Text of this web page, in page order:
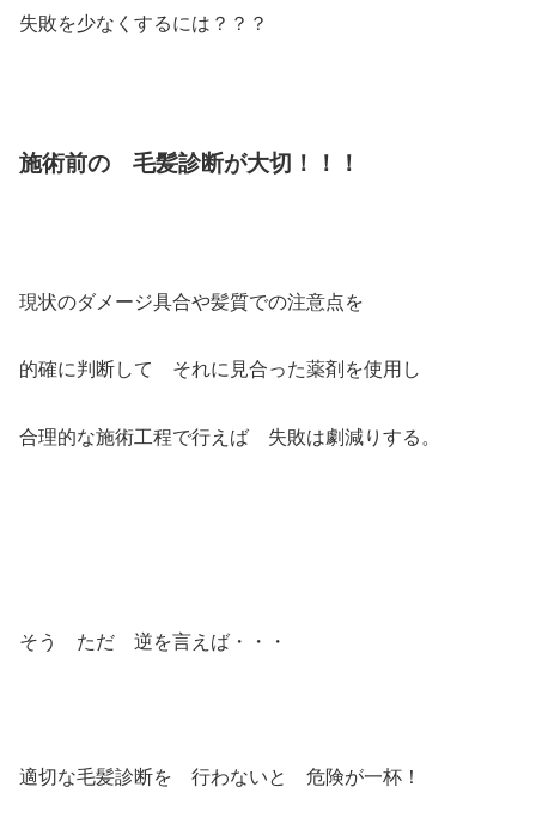
失敗を少なくするには？？？
施術前の 毛髪診断が大切！！！
現状のダメージ具合や髪質での注意点を
的確に判断して それに見合った薬剤を使用し
合理的な施術工程で行えば 失敗は劇減りする。
そう ただ 逆を言えば・・・
適切な毛髪診断を 行わないと 危険が一杯！